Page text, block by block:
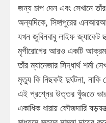
জন্য চাপ দেন এবং সেখানে
অন্যদিকে, সিঙ্গাপুরের
যখন জুবিনবাবু লাইফ জ্যাকেট
মৃগীরোগের আরও একটি
তাঁর ম্যানেজার সিদ্ধার্থ শর্মা
মৃত্যু কি নিছকই দুর্ঘটনা,
এই প্রশ্নের উত্তর খুঁজতে
একাধিক ধারায় ফৌজদারি